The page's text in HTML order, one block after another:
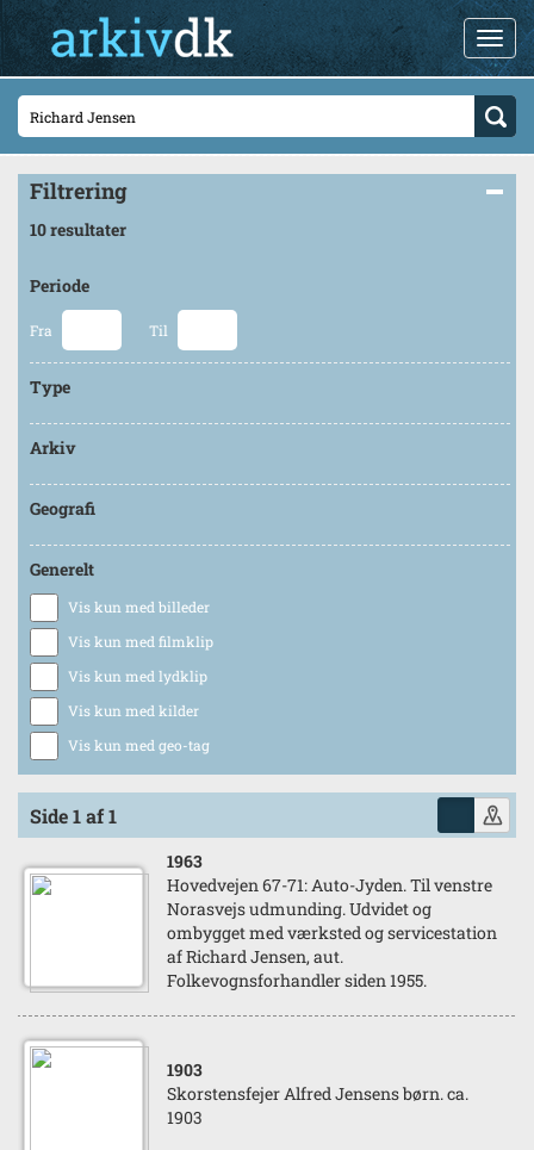
Filtrering
10 resultater
Periode
Fra Til
Type
Arkiv
Geografi
Generelt
Vis kun med billeder
Vis kun med filmklip
Vis kun med lydklip
Vis kun med kilder
Vis kun med geo-tag
Side 1 af 1
1963
Hovedvejen 67-71: Auto-Jyden. Til venstre
Norasvejs udmunding. Udvidet og
ombygget med værksted og servicestation
af Richard Jensen, aut.
Folkevognsforhandler siden 1955.
1903
Skorstensfejer Alfred Jensens børn. ca.
1903